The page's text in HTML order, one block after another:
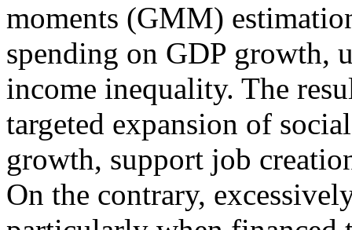
moments (GMM)
spending on GDP growth,
income inequality. The
targeted expansion of
growth, support job
On the contrary,